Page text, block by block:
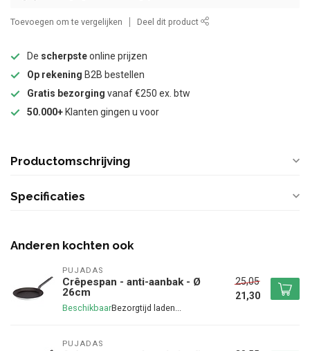
Toevoegen om te vergelijken Deel dit product
De scherpsteonline prijzen
Op rekening B2B bestellen
Gratis bezorging vanaf €250 ex. btw
50.000+ Klanten gingen u voor
Productomschrijving
Specificaties
Anderen kochten ook
PUJADAS
Crêpespan - anti-aanbak - Ø
26cm
Beschikbaar
25,05
21,30
PUJADAS